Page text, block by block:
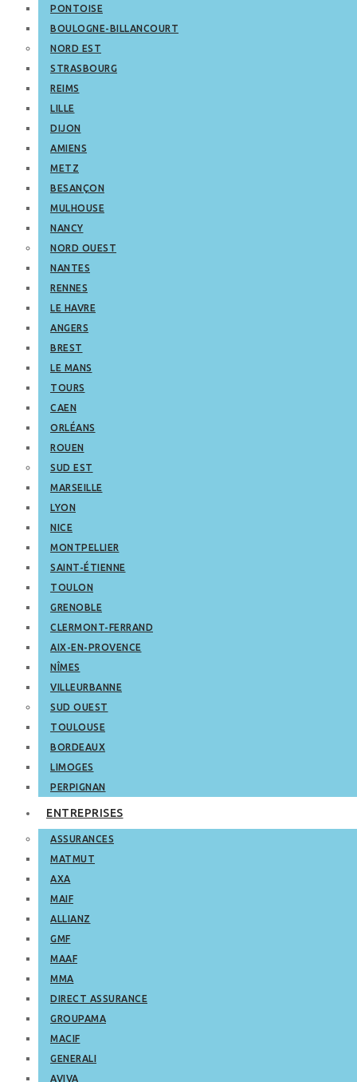
PONTOISE
BOULOGNE-BILLANCOURT
NORD EST
STRASBOURG
REIMS
LILLE
DIJON
AMIENS
METZ
BESANÇON
MULHOUSE
NANCY
NORD OUEST
NANTES
RENNES
LE HAVRE
ANGERS
BREST
LE MANS
TOURS
CAEN
ORLÉANS
ROUEN
SUD EST
MARSEILLE
LYON
NICE
MONTPELLIER
SAINT-ÉTIENNE
TOULON
GRENOBLE
CLERMONT-FERRAND
AIX-EN-PROVENCE
NÎMES
VILLEURBANNE
SUD OUEST
TOULOUSE
BORDEAUX
LIMOGES
PERPIGNAN
ENTREPRISES
ASSURANCES
MATMUT
AXA
MAIF
ALLIANZ
GMF
MAAF
MMA
DIRECT ASSURANCE
GROUPAMA
MACIF
GENERALI
AVIVA